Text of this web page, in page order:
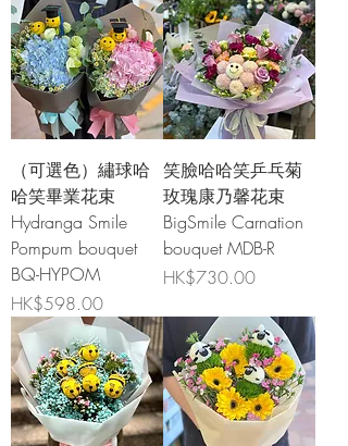
（可選色）繡球哈
哈笑畢業花束
Hydranga Smile
Pompum bouquet
BQ-HYPOM
價格
HK$598.00
笑臉哈哈笑乒乓菊
玫瑰康乃馨花束
BigSmile Carnation
bouquet MDB-R
價格
HK$730.00